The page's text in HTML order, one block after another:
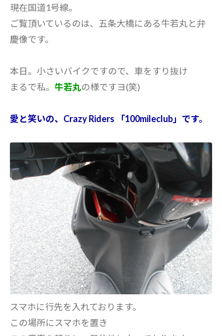
現在国道1号線。
ご覧頂いているのは、五条大橋にある牛若丸と弁
慶像です。
本日。小さいバイクですので、車をすり抜け
まるで私。 牛若丸の様ですヨ(笑)
愛と笑いの、Crazy Riders 「100mileclub」です。
スマホに行先を入れております。
この場所にスマホを置き